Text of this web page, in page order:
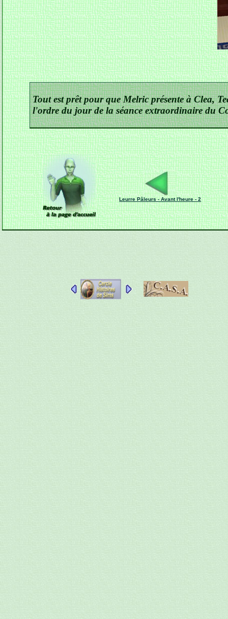
Tout est prêt pour que Melric présente à Clea,
l'ordre du jour de la séance extraordinaire du
Leurre Pâleurs - Avant l'heure - 2